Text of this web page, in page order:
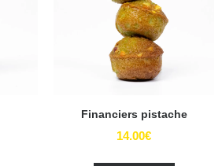
Financiers pistache
14.00€